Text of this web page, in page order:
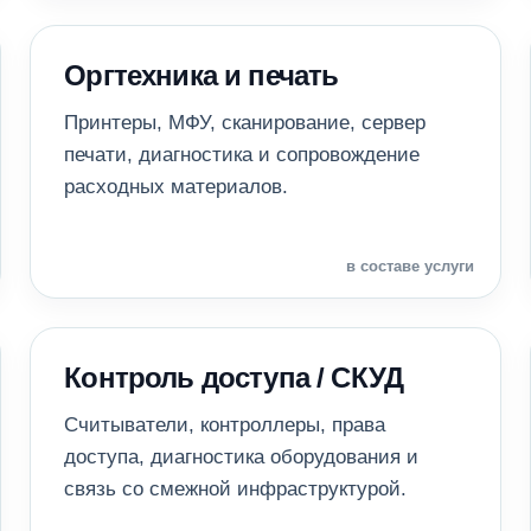
Оргтехника и печать
Принтеры, МФУ, сканирование, сервер
печати, диагностика и сопровождение
расходных материалов.
в составе услуги
Контроль доступа / СКУД
Считыватели, контроллеры, права
доступа, диагностика оборудования и
связь со смежной инфраструктурой.